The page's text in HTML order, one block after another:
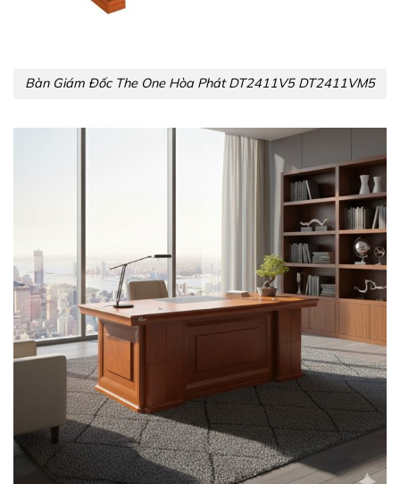
Bàn Giám Đốc The One Hòa Phát DT2411V5 DT2411VM5